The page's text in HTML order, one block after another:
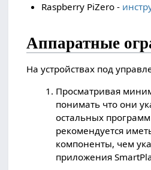
Raspberry PiZero -
Аппаратные
На устройствах под
Просматривая
понимать что они
остальных
рекомендуется
компоненты, чем
приложения